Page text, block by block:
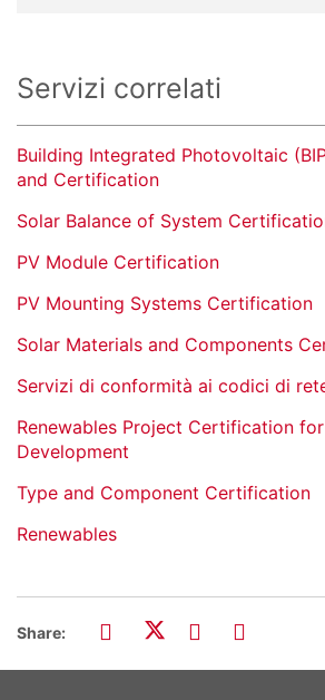
Servizi correlati
Building Integrated Photovoltaic
and Certification
Solar Balance of System
PV Module Certification
PV Mounting Systems Certification
Solar Materials and Components
Servizi di conformità ai codici di
Renewables Project Certification
Development
Type and Component Certification
Renewables
Share: